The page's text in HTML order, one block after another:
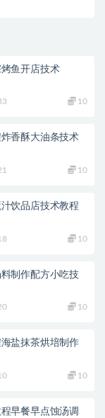
鱼开店技术
10
香酥大油条技术
10
饮品店技术教程
10
制作配方小吃技
10
盐抹茶烘培制作
10
早餐早点蚀汤调